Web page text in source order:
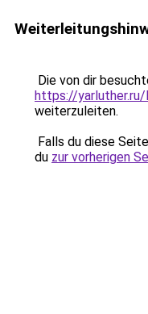
Die von dir
https://yarluther.ru/
weiterzuleiten.
Falls du diese
du zur vorherigen